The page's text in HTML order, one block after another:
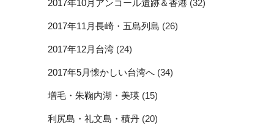
2017年10月アンコール遺跡＆香港 (32)
2017年11月長崎・五島列島 (26)
2017年12月台湾 (24)
2017年5月懐かしい台湾へ (34)
増毛・朱鞠内湖・美瑛 (15)
利尻島・礼文島・積丹 (20)